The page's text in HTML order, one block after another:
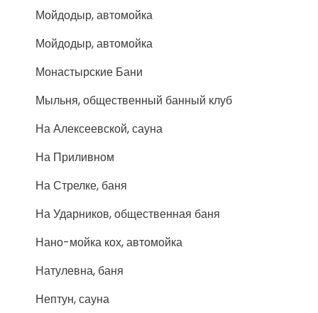
Мойдодыр, автомойка
Мойдодыр, автомойка
Монастырские Бани
Мыльня, общественный банный клуб
На Алексеевской, сауна
На Приливном
На Стрелке, баня
На Ударников, общественная баня
Нано-мойка кох, автомойка
Натулевна, баня
Нептун, сауна